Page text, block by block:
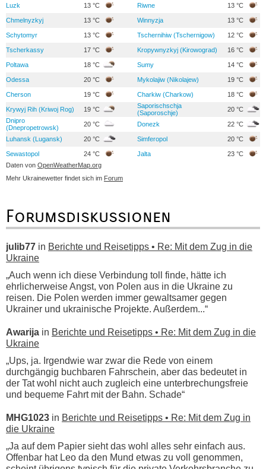
Luzk 13 °C Riwne 13 °C
Chmelnyzkyj 13 °C Winnyzja 13 °C
Schytomyr 13 °C Tschernihiw (Tschernigow) 12 °C
Tscherkassy 17 °C Kropywnyzkyj (Kirowograd) 16 °C
Poltawa 18 °C Sumy 14 °C
Odessa 20 °C Mykolajiw (Nikolajew) 19 °C
Cherson 19 °C Charkiw (Charkow) 18 °C
Krywyj Rih (Kriwoj Rog) 19 °C
Saporischschja
(Saporoschje)
20 °C
Dnipro
(Dnepropetrowsk)
20 °C Donezk 22 °C
Luhansk (Lugansk) 20 °C Simferopol 20 °C
Sewastopol 24 °C Jalta
23 °C
Daten von OpenWeatherMap.org
Mehr Ukrainewetter findet sich im Forum
Forumsdiskussionen
julib77 in Berichte und Reisetipps • Re: Mit dem Zug in die
Ukraine
„Auch wenn ich diese Verbindung toll finde, hätte ich
ehrlicherweise Angst, von Polen aus in die Ukraine zu
reisen. Die Polen werden immer gewaltsamer gegen
Ukrainer und ukrainische Projekte. Außerdem...“
Awarija in Berichte und Reisetipps • Re: Mit dem Zug in die
Ukraine
„Ups, ja. Irgendwie war zwar die Rede von einem
durchgängig buchbaren Fahrschein, aber das bedeutet in
der Tat wohl nicht auch zugleich eine unterbrechungsfreie
und bequeme Fahrt mit der Bahn. Schade“
MHG1023 in Berichte und Reisetipps • Re: Mit dem Zug in
die Ukraine
„Ja auf dem Papier sieht das wohl alles sehr einfach aus.
Offenbar hat Leo da den Mund etwas zu voll genommen,